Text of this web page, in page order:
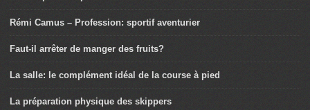
Rémi Camus – Profession: sportif aventurier
Faut-il arrêter de manger des fruits?
La salle: le complément idéal de la course à pied
La préparation physique des skippers